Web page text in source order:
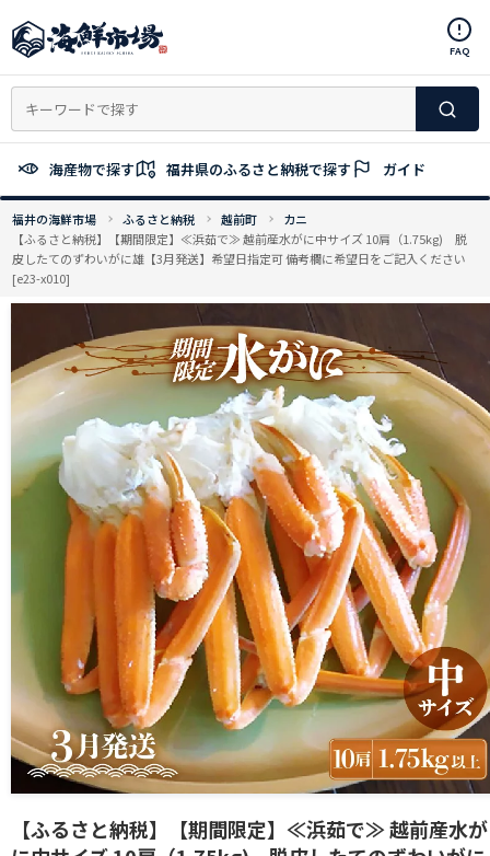
ン
ン
へ
ッ
FAQ
海産物で探す 福井県のふるさと納税で探す ガイド
福井の海鮮市場 ふるさと納税 越前町
カニ
【ふるさと納税】【期間限定】≪浜茹で≫ 越前産水がに中サイズ 10肩（1.75kg) 脱
皮したてのずわいがに雄【3月発送】希望日指定可 備考欄に希望日をご記入ください
[e23-x010]
【ふるさと納税】【期間限定】≪浜茹で≫ 越前産水が